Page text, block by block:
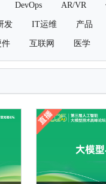
DevOps AR/VR
发 IT运维 产品
件 互联网 医学